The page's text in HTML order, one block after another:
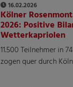
16.02.2026
Kölner
2026: Positive
Wetterkapriolen
11.500 Teilnehmer in
zogen quer durch Köln